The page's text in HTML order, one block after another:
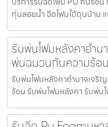
ทุ่นลอยน้ำ ฉีดโฟมใต้ถุนบ้าน
รับพ่นโฟมหลังคาอำ
พ่นฉนวนกันความร้อ
รับพ่นโฟมหลังคาอำนาจเจ
ร้อน รับพ่นโฟมหลังคา รับพ่น